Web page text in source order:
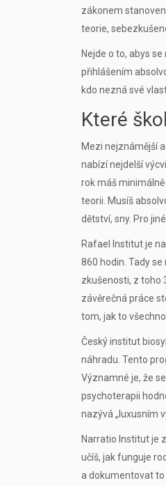
zákonem
teorie,
Nejde o to, abys
přihlášením
kdo nezná své
Které
Mezi nejznámější
nabízí nejdelší
rok máš minimálně
teorii. Musíš
dětství, sny. Pro
Rafael Institutje
860 hodin. Tady se
zkušenosti, z toho
závěrečná práce
tom, jak to
Český institut
náhradu. Tento
Významné je, že
psychoterapii
nazývá „luxusním
Narratio Institutje
učíš, jak funguje
a dokumentovat to